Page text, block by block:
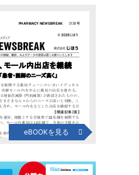
eBOOKを見る